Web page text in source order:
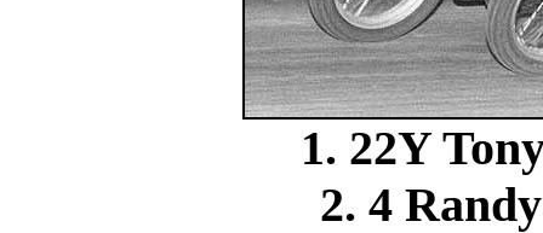
1. 22Y
2. 4